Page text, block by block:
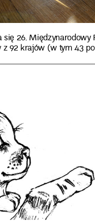
26.
92 krajów (w tym 43